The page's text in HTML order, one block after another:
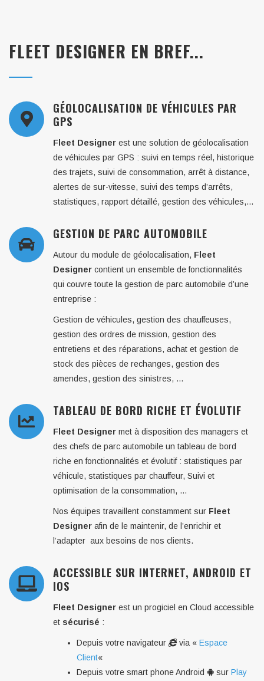
FLEET DESIGNER EN BREF...
GÉOLOCALISATION DE VÉHICULES PAR
GPS
Fleet Designer est une solution de géolocalisation
de véhicules par GPS : suivi en temps réel, historique
des trajets, suivi de consommation, arrêt à distance,
alertes de sur-vitesse, suivi des temps d’arrêts,
statistiques, rapport détaillé, gestion des véhicules,…
GESTION DE PARC AUTOMOBILE
Autour du module de géolocalisation, Fleet
Designer contient un ensemble de fonctionnalités
qui couvre toute la gestion de parc automobile d’une
entreprise :
Gestion de véhicules, gestion des chauffeuses,
gestion des ordres de mission, gestion des
entretiens et des réparations, achat et gestion de
stock des pièces de rechanges, gestion des
amendes, gestion des sinistres, …
TABLEAU DE BORD RICHE ET ÉVOLUTIF
Fleet Designer met à disposition des managers et
des chefs de parc automobile un tableau de bord
riche en fonctionnalités et évolutif : statistiques par
véhicule, statistiques par chauffeur, Suivi et
optimisation de la consommation, …
Nos équipes travaillent constamment sur Fleet
Designer afin de le maintenir, de l’enrichir et
l’adapter aux besoins de nos clients.
ACCESSIBLE SUR INTERNET, ANDROID ET
IOS
Fleet Designer est un progiciel en Cloud accessible
et sécurisé :
Depuis votre navigateur via « Espace
Client«
Depuis votre smart phone Android
sur Play